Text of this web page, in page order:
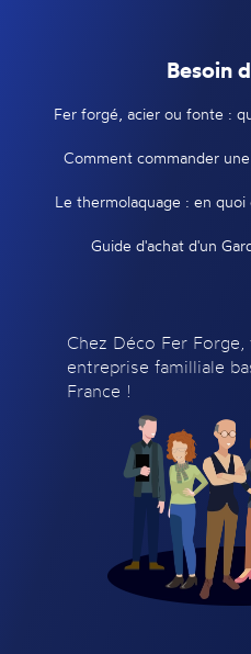
Besoin
Fer forgé, acier ou fonte :
Comment commander
Le thermolaquage : en
Guide d'achat d'un
Chez Déco Fer
entreprise familliale
France !